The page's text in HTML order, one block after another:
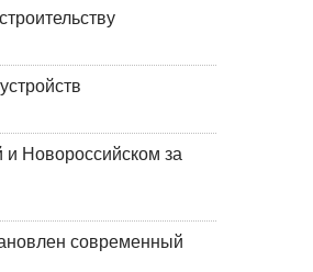
Новороссийском за
современный